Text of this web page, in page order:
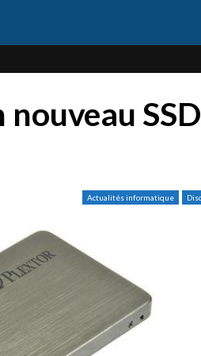
Actualités informatique